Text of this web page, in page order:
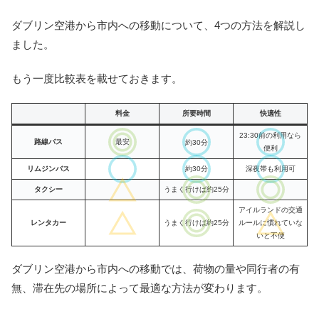
ダブリン空港から市内への移動について、4つの方法を解説し
ました。
もう一度比較表を載せておきます。
料金 所要時間 快適性
路線バス 最安 約30分
23:30前の利用なら
便利
リムジンバス 約30分 深夜帯も利用可
タクシー うまく行けば約25分
レンタカー うまく行けば約25分
アイルランドの交通
ルールに慣れていな
いと不便
ダブリン空港から市内への移動では、荷物の量や同行者の有
無、滞在先の場所によって最適な方法が変わります。